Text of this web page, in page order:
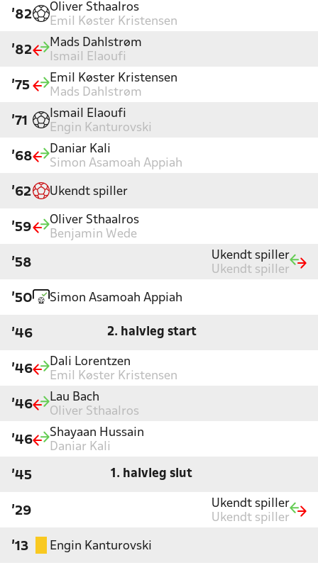
'82
Oliver Sthaalros
Emil Køster Kristensen
'82
Mads Dahlstrøm
Ismail Elaoufi
'75
Emil Køster Kristensen
Mads Dahlstrøm
'71
Ismail Elaoufi
Engin Kanturovski
'68
Daniar Kali
Simon Asamoah Appiah
'62 Ukendt spiller
'59
Oliver Sthaalros
Benjamin Wede
'58
Ukendt spiller
Ukendt spiller
'50 Simon Asamoah Appiah
'46 2. halvleg start
'46
Dali Lorentzen
Emil Køster Kristensen
'46
Lau Bach
Oliver Sthaalros
'46
Shayaan Hussain
Daniar Kali
'45 1. halvleg slut
'29
Ukendt spiller
Ukendt spiller
'13 Engin Kanturovski